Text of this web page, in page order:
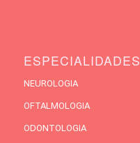
ESPECIALIDADES
NEUROLOGIA
OFTALMOLOGIA
ODONTOLOGIA